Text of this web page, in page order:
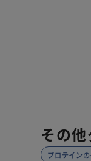
その
プロテイン